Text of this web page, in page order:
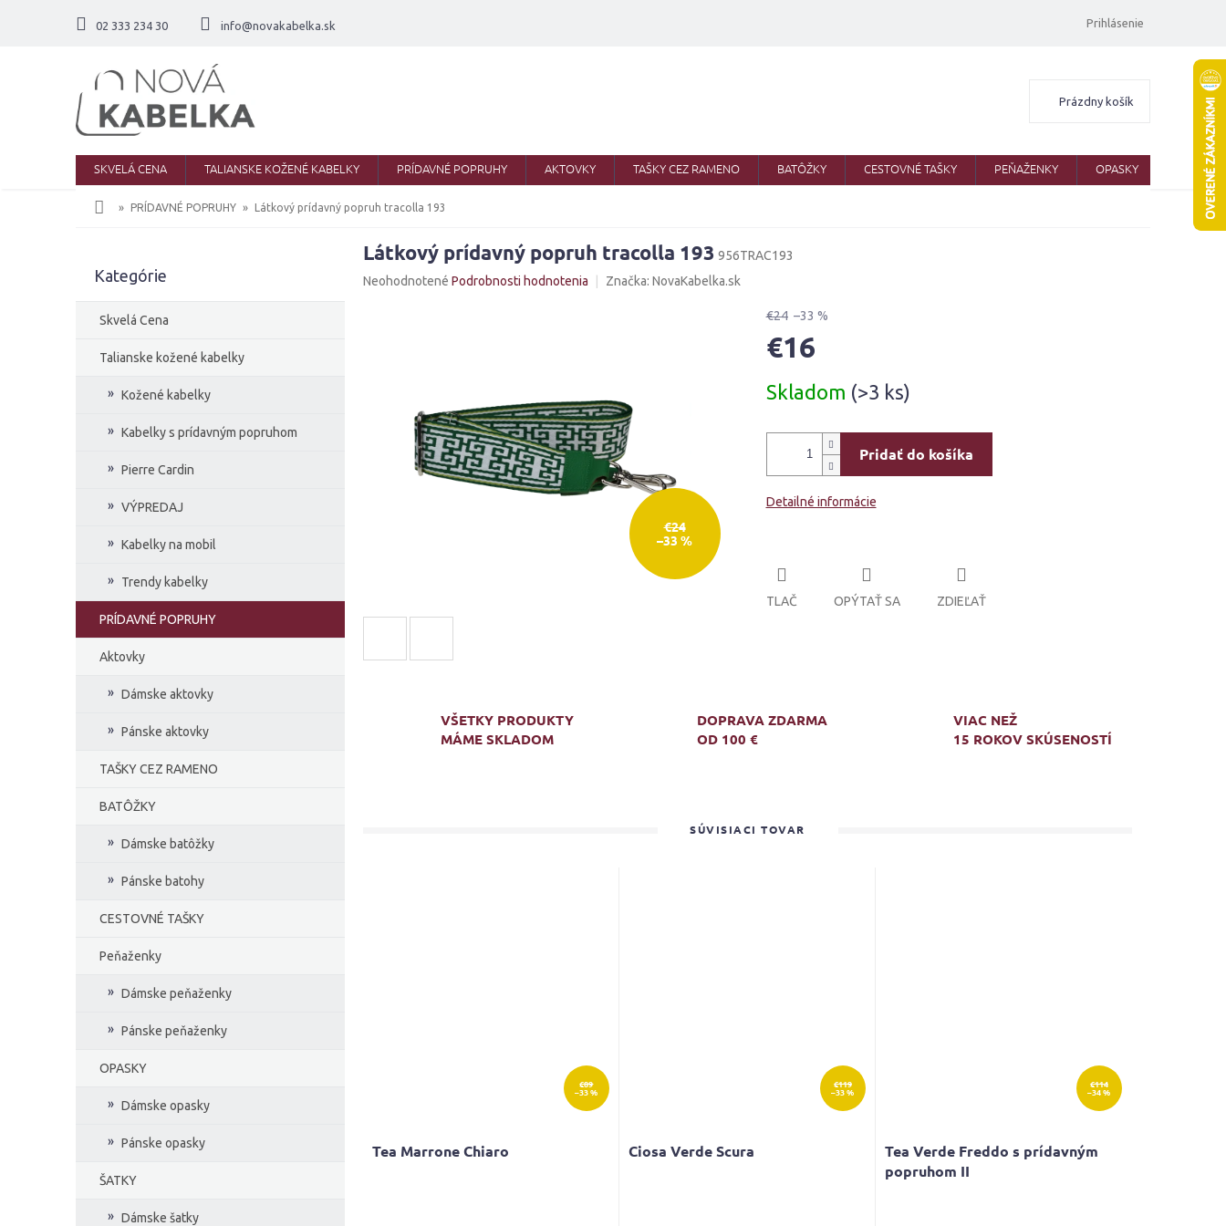
02 333 234 30 info@novakabelka.sk Prihlásenie
Nákupný
Prázdny košík
SKVELÁ CENA TALIANSKE KOŽENÉ KABELKY PRÍDAVNÉ POPRUHY AKTOVKY TAŠKY CEZ RAMENO BATÔŽKY CESTOVNÉ TAŠKY PEŇAŽENKY OPASKY ŠATKY
Domov
PRÍDAVNÉ POPRUHY Látkový prídavný popruh tracolla 193
č
Preskočiť
Kategórie
Skvelá Cena
Talianske kožené kabelky
Kožené kabelky
Kabelky s prídavným popruhom
Pierre Cardin
VÝPREDAJ
Kabelky na mobil
Trendy kabelky
PRÍDAVNÉ POPRUHY
Aktovky
Dámske aktovky
Pánske aktovky
TAŠKY CEZ RAMENO
BATÔŽKY
Dámske batôžky
Pánske batohy
CESTOVNÉ TAŠKY
Peňaženky
Dámske peňaženky
Pánske peňaženky
OPASKY
Dámske opasky
Pánske opasky
ŠATKY
Dámske šatky
Látkový prídavný popruh tracolla 193 956TRAC193
Priemerné
Neohodnotené Podrobnosti hodnotenia Značka: NovaKabelka.sk
€24
–33 %
€24 –33 %
€16
cena:
Skladom (>3 ks)
Pridať do košíka
Detailné informácie
TLAČ OPÝTAŤ SA ZDIEĽAŤ
VŠETKY PRODUKTY
MÁME SKLADOM
DOPRAVA ZDARMA
OD 100 €
VIAC NEŽ
15 ROKOV SKÚSENOSTÍ
SÚVISIACI TOVAR
€89
–33 %
Tea Marrone Chiaro
€119
–33 %
Ciosa Verde Scura
€114
–34 %
Tea Verde Freddo s prídavným
popruhom II